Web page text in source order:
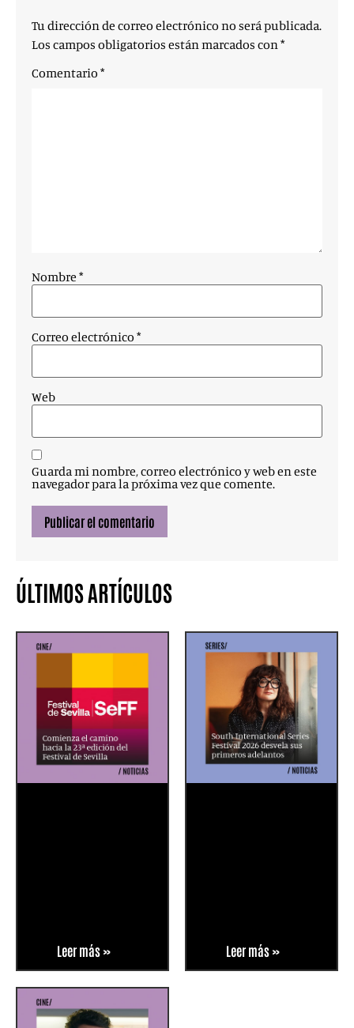
Tu dirección de correo electrónico no será publicada.
Los campos obligatorios están marcados con*
Comentario *
Nombre *
Correo electrónico *
Web
Guarda mi nombre, correo electrónico y web en este
navegador para la próxima vez que comente.
ÚLTIMOS ARTÍCULOS
Leer más » Leer más »